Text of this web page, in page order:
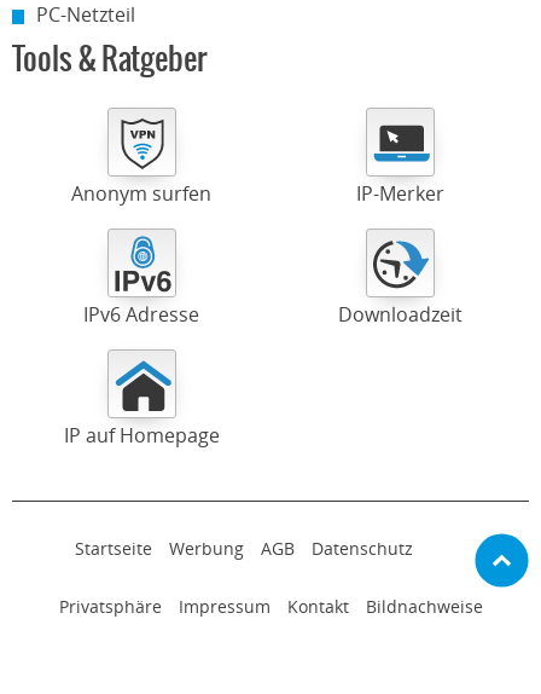
PC-Netzteil
Tools & Ratgeber
Anonym surfen IP-Merker
IPv6 Adresse Downloadzeit
IP auf Homepage
Startseite Werbung AGB Datenschutz
Privatsphäre Impressum Kontakt Bildnachweise